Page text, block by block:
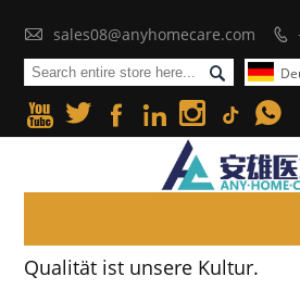
 sales08@anyhomecare.com 

     
Qualität ist unsere Kultur.